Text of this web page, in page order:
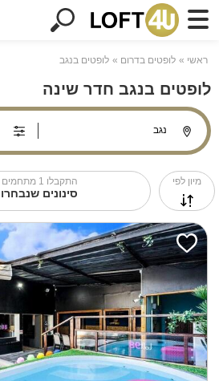
ראשי לופטים בדרום לופטים בנגב
לופטים בנגב חדר שינה
מיון לפי התקבלו 1 מתחמים
סינונים שנבחרו